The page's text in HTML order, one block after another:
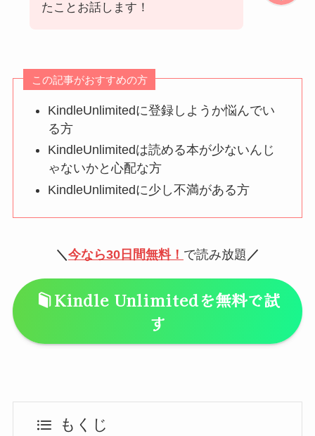
たことお話します！
この記事がおすすめの方
KindleUnlimitedに登録しようか悩んでい
る方
KindleUnlimitedは読める本が少ないんじ
ゃないかと心配な方
KindleUnlimitedに少し不満がある方
＼今なら30日間無料！ で読み放題 ／
Kindle Unlimitedを無料で試
す
もくじ